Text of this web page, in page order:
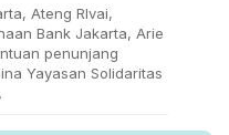
Ateng RIvai,
Bank Jakarta, Arie
penunjang
Yayasan Solidaritas